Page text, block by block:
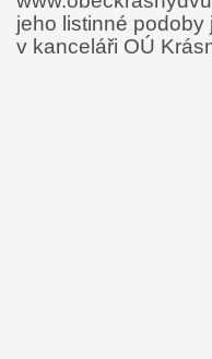
jeho listinné
v kanceláři OÚ